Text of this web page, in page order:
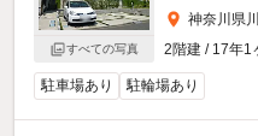
すべての写真
神奈川県
2階建 / 17年1
駐車場あり 駐輪場あり